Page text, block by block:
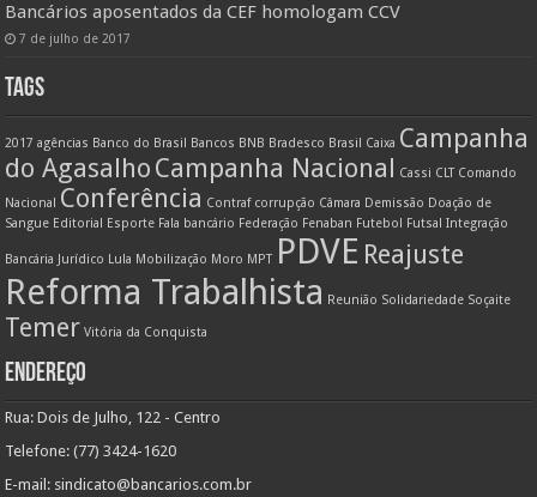
Bancários aposentados da CEF homologam CCV
7 de julho de 2017
TAGS
2017 agências Banco do Brasil Bancos BNB Bradesco Brasil Caixa Campanha
do Agasalho Campanha Nacional Cassi CLT Comando
Nacional
Conferência Contraf corrupção Câmara Demissão Doação de
Sangue Editorial Esporte Fala bancário Federação Fenaban Futebol Futsal Integração
Bancária Jurídico Lula Mobilização Moro MPT PDVE Reajuste
Reforma Trabalhista Reunião Solidariedade Soçaite
Temer Vitória da Conquista
ENDEREÇO
Rua: Dois de Julho, 122 - Centro
Telefone: (77) 3424-1620
E-mail: sindicato@bancarios.com.br